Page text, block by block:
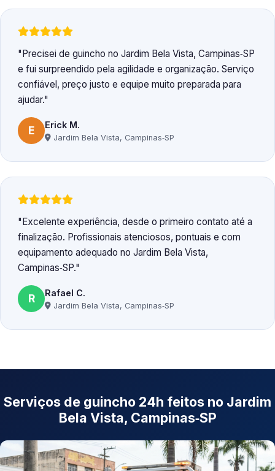
Precisei de guincho no Jardim Bela Vista, Campinas‑SP
e fui surpreendido pela agilidade e organização. Serviço
confiável, preço justo e equipe muito preparada para
ajudar.
E Erick M.
Jardim Bela Vista, Campinas‑SP
Excelente experiência, desde o primeiro contato até a
finalização. Profissionais atenciosos, pontuais e com
equipamento adequado no Jardim Bela Vista,
Campinas‑SP.
R Rafael C.
Jardim Bela Vista, Campinas‑SP
Serviços de guincho 24h feitos no Jardim
Bela Vista, Campinas‑SP